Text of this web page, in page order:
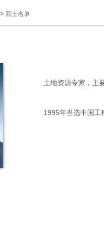
> 院士名单
土地资源专家，主要
1995年当选中国工